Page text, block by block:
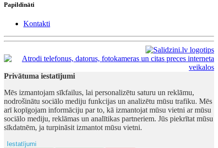
Papildināti
Kontakti
Privātuma iestatījumi
Mēs izmantojam sīkfailus, lai personalizētu saturu un reklāmu,
nodrošinātu sociālo mediju funkcijas un analizētu mūsu trafiku. Mēs
arī kopīgojam informāciju par to, kā izmantojat mūsu vietni ar mūsu
sociālo mediju, reklāmas un analītikas partneriem. Jūs piekrītat mūsu
sīkdatnēm, ja turpināsit izmantot mūsu vietni.
Iestatījumi